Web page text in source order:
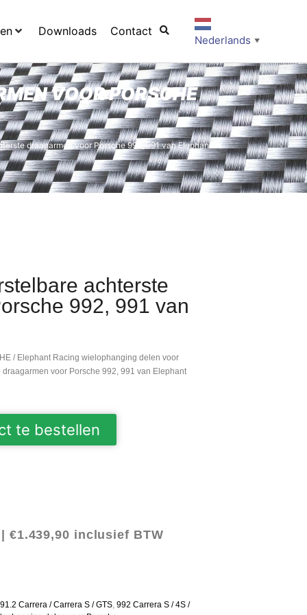
Downloads Contact
Nederlands ▼
VOOR PORSCHE
draagarmen voor Porsche 992, 991 van Elephant
achterste
992, 991 van
/ Elephant Racing wielophanging delen voor
voor Porsche 992, 991 van Elephant
te bestellen
€1.439,90 inclusief BTW
Carrera / Carrera S / GTS,992 Carrera S / 4S /